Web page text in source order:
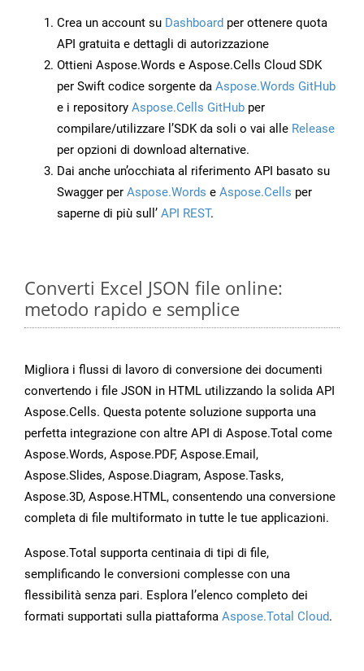
Crea un account su Dashboard per ottenere quota
API gratuita e dettagli di autorizzazione
Ottieni Aspose.Words e Aspose.Cells Cloud SDK
per Swift codice sorgente da Aspose.Words GitHub
e i repository Aspose.Cells GitHub per
compilare/utilizzare l’SDK da soli o vai alle Release
per opzioni di download alternative.
Dai anche un’occhiata al riferimento API basato su
Swagger per Aspose.Words e Aspose.Cells per
saperne di più sull’ API REST.
Converti Excel JSON file online:
metodo rapido e semplice
Migliora i flussi di lavoro di conversione dei documenti
convertendo i file JSON in HTML utilizzando la solida API
Aspose.Cells. Questa potente soluzione supporta una
perfetta integrazione con altre API di Aspose.Total come
Aspose.Words, Aspose.PDF, Aspose.Email,
Aspose.Slides, Aspose.Diagram, Aspose.Tasks,
Aspose.3D, Aspose.HTML, consentendo una conversione
completa di file multiformato in tutte le tue applicazioni.
Aspose.Total supporta centinaia di tipi di file,
semplificando le conversioni complesse con una
flessibilità senza pari. Esplora l’elenco completo dei
formati supportati sulla piattaforma Aspose.Total Cloud.